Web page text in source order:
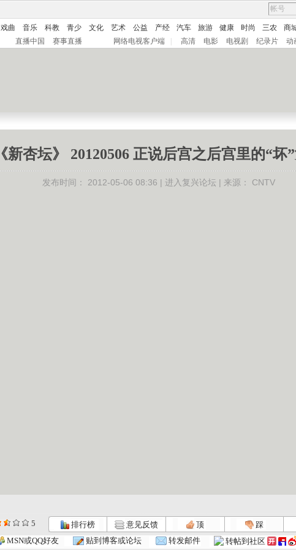
戏曲 音乐 科教 青少 文化 艺术 公益 产经 汽车 旅游 健康 时尚 三农
商
直播中国 赛事直播 网络电视客户端 高清 电影 电视剧 纪录片 动
《新杏坛》 20120506 正说后宫之后宫里的“坏
发布时间： 2012-05-06 08:36 | 进入复兴论坛 | 来源： CNTV
5 排行榜 意见反馈 顶
踩
MSN或QQ好友 贴到博客或论坛 转发邮件 转帖到社区